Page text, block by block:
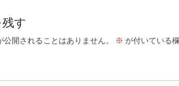
す
開されることはありません。 ※ が付いている